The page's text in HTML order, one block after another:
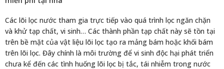
Các lõi lọc nước tham gia trực tiếp vào quá trình lọc ngăn chặn
và khử tạp chất, vi sinh… Các thành phần tạp chất này sẽ tồn tại
trên bề mặt của vật liệu lõi lọc tạo ra mảng bám hoặc khối bám
trên lõi lọc. Đây chính là môi trường để vi sinh độc hại phát triển
chưa kể đến các tình huống lõi lọc bị tắc, tái nhiễm trong nước